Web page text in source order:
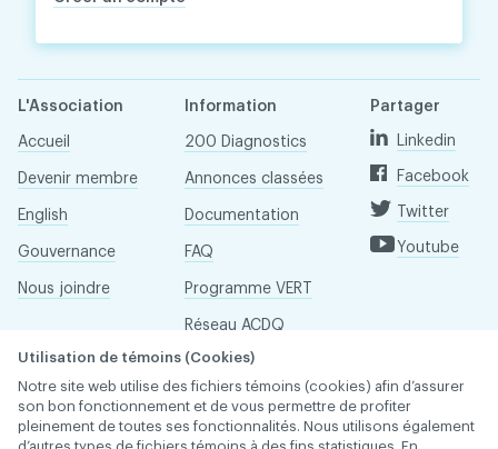
L'Association
Accueil
Devenir membre
English
Gouvernance
Nous joindre
Information
200 Diagnostics
Annonces classées
Documentation
FAQ
Programme VERT
Réseau ACDQ
Salle de presse
À propos
Partager
Linkedin
Facebook
Twitter
Youtube
Utilisation de témoins (Cookies)
Notre site web utilise des fichiers témoins (cookies) afin d’assurer
son bon fonctionnement et de vous permettre de profiter
pleinement de toutes ses fonctionnalités. Nous utilisons également